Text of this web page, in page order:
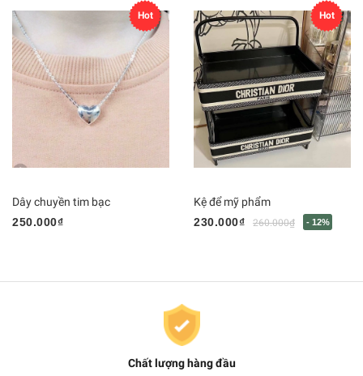
Hot
Dây chuyền tim bạc
250.000₫
Hot
Kệ để mỹ phẩm
230.000₫
260.000₫ - 12%
Chất lượng hàng đầu